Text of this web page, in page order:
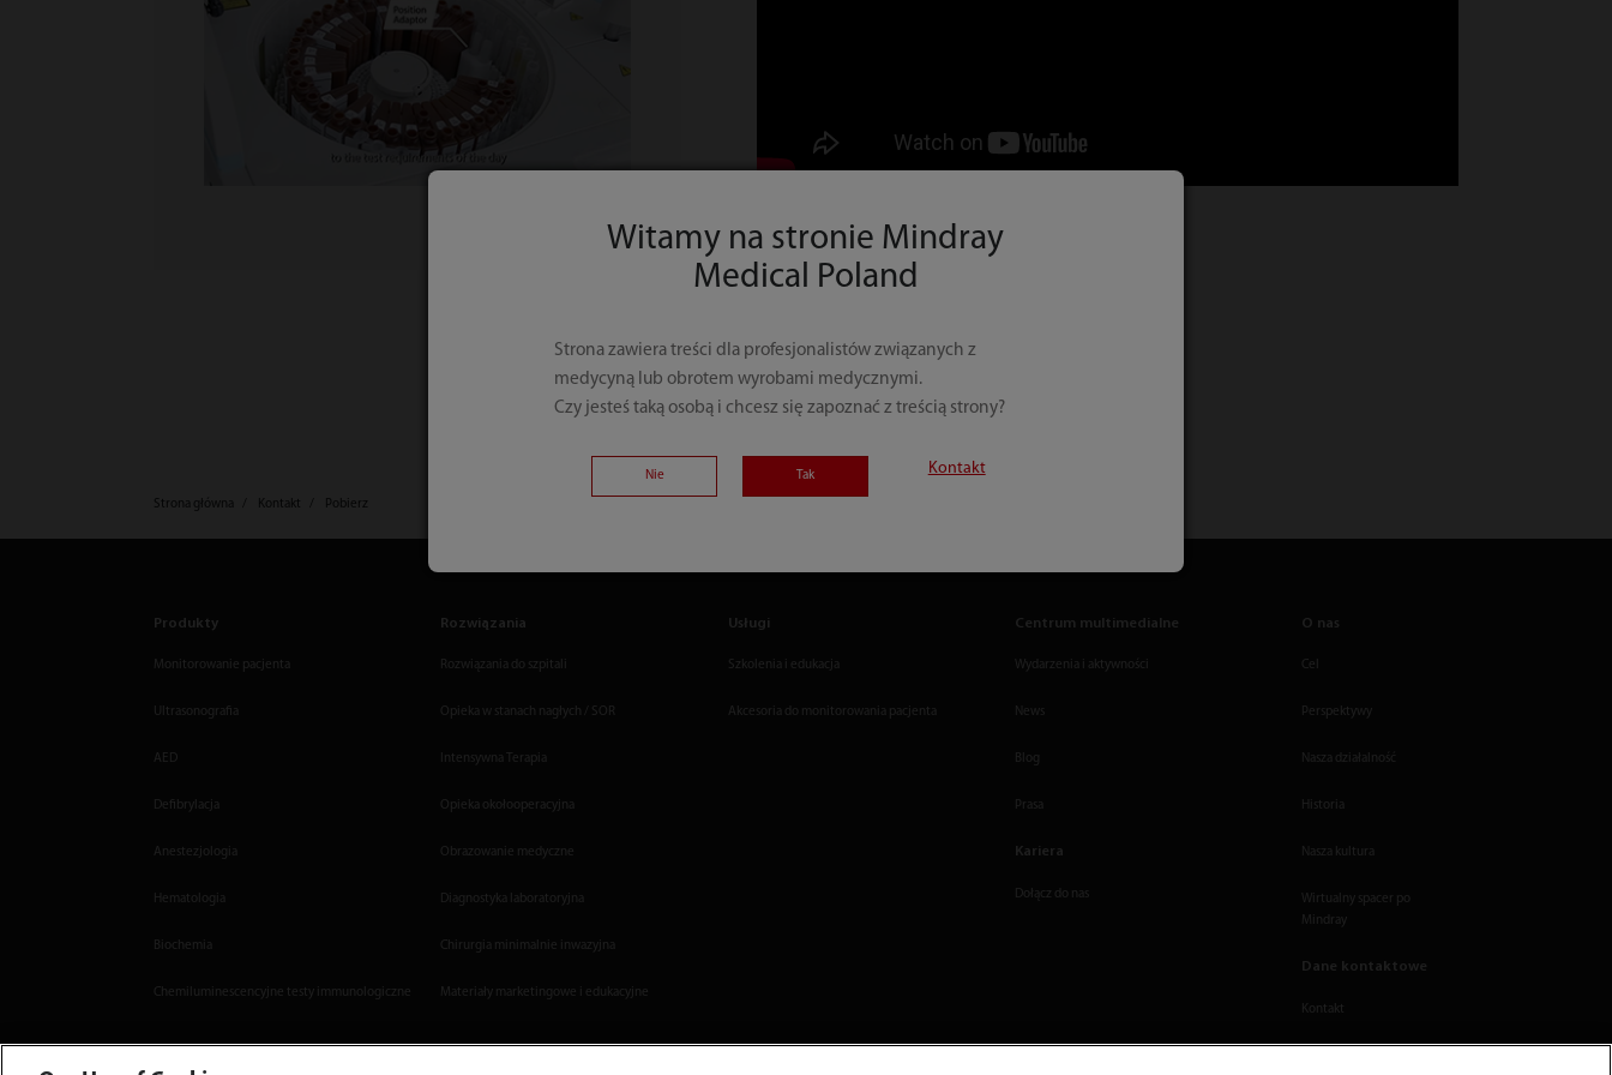
Strona główna Kontakt Pobierz
Produkty
Monitorowanie pacjenta
Ultrasonografia
AED
Defibrylacja
Anestezjologia
Hematologia
Biochemia
Chemiluminescencyjne testy immunologiczne
Rozwiązania
Rozwiązania do szpitali
Opieka w stanach nagłych / SOR
Intensywna Terapia
Opieka okołooperacyjna
Obrazowanie medyczne
Diagnostyka laboratoryjna
Chirurgia minimalnie inwazyjna
Materiały marketingowe i edukacyjne
Usługi
Szkolenia i edukacja
Akcesoria do monitorowania pacjenta
Centrum multimedialne
Wydarzenia i aktywności
News
Blog
Prasa
Kariera
Dołącz do nas
O nas
Cel
Perspektywy
Nasza działalność
Historia
Nasza kultura
Wirtualny spacer po
Mindray
Dane kontaktowe
Kontakt
Witamy na stronie Mindray
Medical Poland
Strona zawiera treści dla profesjonalistów związanych z
medycyną lub obrotem wyrobami medycznymi.
Czy jesteś taką osobą i chcesz się zapoznać z treścią strony?
Nie Tak Kontakt